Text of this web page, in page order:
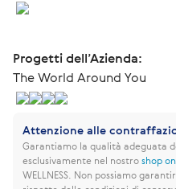
Progetti dell’Azienda:
The World Around You
Attenzione alle
Garantiamo la qualità adeguata
esclusivamente nel nostroshop
WELLNESS. Non possiamo